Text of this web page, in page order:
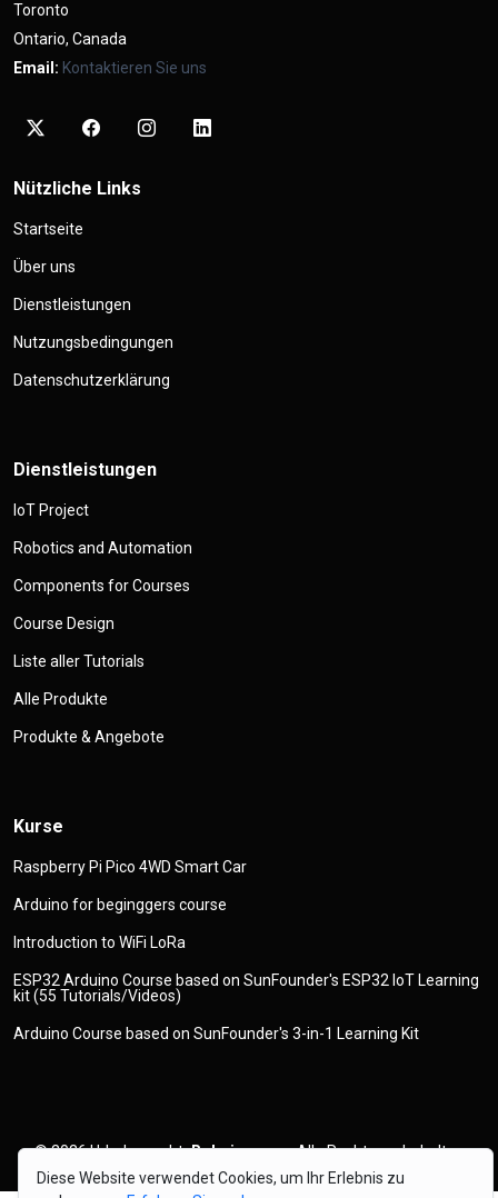
Diese Website verwendet Cookies, um Ihr Erlebnis zu
Toronto
Ontario, Canada
Email: Kontaktieren Sie uns
Nützliche Links
Startseite
Über uns
Dienstleistungen
Nutzungsbedingungen
Datenschutzerklärung
Dienstleistungen
IoT Project
Robotics and Automation
Components for Courses
Course Design
Liste aller Tutorials
Alle Produkte
Produkte & Angebote
Kurse
Raspberry Pi Pico 4WD Smart Car
Arduino for beginggers course
Introduction to WiFi LoRa
ESP32 Arduino Course based on SunFounder's ESP32 IoT Learning
kit (55 Tutorials/Videos)
Arduino Course based on SunFounder's 3-in-1 Learning Kit
© 2026Urheberrecht Robojax.com Alle Rechte vorbehalten